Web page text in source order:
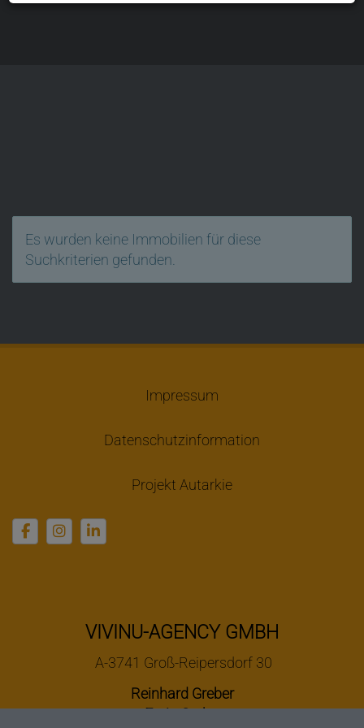
Es wurden keine Immobilien für diese
Suchkriterien gefunden.
Impressum
Datenschutzinformation
Projekt Autarkie
VIVINU-AGENCY GMBH
A-3741 Groß-Reipersdorf 30
Reinhard Greber
Ergin Greber